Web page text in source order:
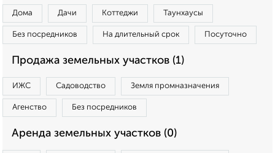
Дома Дачи Коттеджи Таунхаусы
Без посредников На длительный срок Посуточно
Продажа земельных участков (1)
ИЖС Садоводство Земля промназначения
Агенство Без посредников
Аренда земельных участков (0)